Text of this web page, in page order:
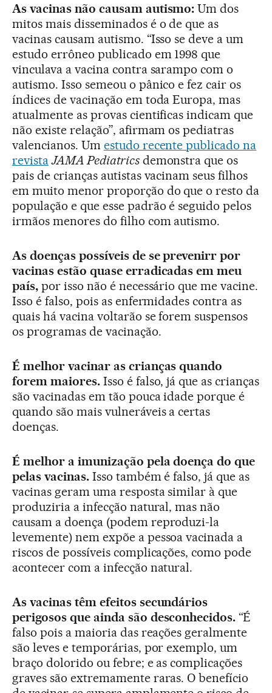
As vacinas não causam autismo:Um dos
mitos mais disseminados é o de que as
vacinas causam autismo. “Isso se deve a um
estudo errôneo publicado em 1998 que
vinculava a vacina contra sarampo com o
autismo. Isso semeou o pânico e fez cair os
índices de vacinação em toda Europa, mas
atualmente as provas cientificas indicam que
não existe relação”, afirmam os pediatras
valencianos. Um estudo recente publicado na
revista JAMA Pediatricsdemonstra que os
pais de crianças autistas vacinam seus filhos
em muito menor proporção do que o resto da
população e que esse padrão é seguido pelos
irmãos menores do filho com autismo.
As doenças possíveis de se prevenirr por
vacinas estão quase erradicadas em meu
país, por isso não é necessário que me vacine.
Isso é falso, pois as enfermidades contra as
quais há vacina voltarão se forem suspensos
os programas de vacinação.
É melhor vacinar as crianças quando
forem maiores. Isso é falso, já que as crianças
são vacinadas em tão pouca idade porque é
quando são mais vulneráveis a certas
doenças.
É melhor a imunização pela doença do que
pelas vacinas. Isso também é falso, já que as
vacinas geram uma resposta similar à que
produziria a infecção natural, mas não
causam a doença (podem reproduzi-la
levemente) nem expõe a pessoa vacinada a
riscos de possíveis complicações, como pode
acontecer com a infecção natural.
As vacinas têm efeitos secundários
perigosos que ainda são desconhecidos.“É
falso pois a maioria das reações geralmente
são leves e temporárias, por exemplo, um
braço dolorido ou febre; e as complicações
graves são extremamente raras. O benefício